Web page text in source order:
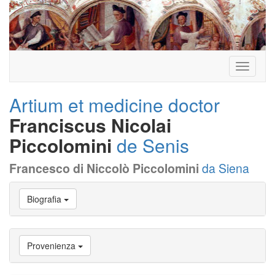
Toggle
Artium et medicine doctor
Franciscus Nicolai
Piccolomini de Senis
Francesco di Niccolò Piccolomini da Siena
Vai
Biografia
Provenienza
Vai
Biografia
Provenienza